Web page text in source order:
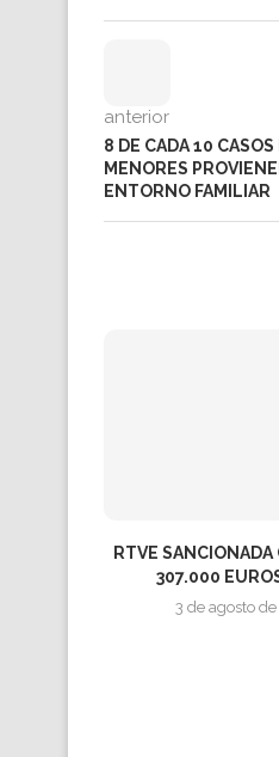
anterior
8 DE CADA 10
MENORES
ENTORNO FAMILIAR
RTVE SANCIONADA
307.000
3 de agosto